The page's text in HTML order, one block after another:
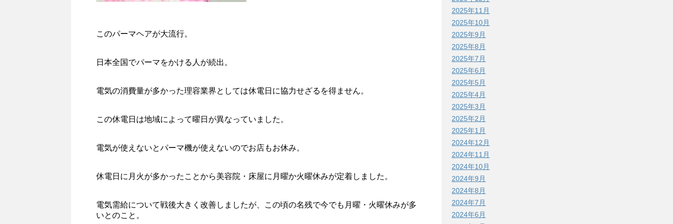
このパーマヘアが大流行。
日本全国でパーマをかける人が続出。
電気の消費量が多かった理容業界としては休電日に協力せざるを得ません。
この休電日は地域によって曜日が異なっていました。
電気が使えないとパーマ機が使えないのでお店もお休み。
休電日に月火が多かったことから美容院・床屋に月曜か火曜休みが定着しました。
電気需給について戦後大きく改善しましたが、この頃の名残で今でも月曜・火曜休みが多
いとのこと。
2025年11月
2025年10月
2025年9月
2025年8月
2025年7月
2025年6月
2025年5月
2025年4月
2025年3月
2025年2月
2025年1月
2024年12月
2024年11月
2024年10月
2024年9月
2024年8月
2024年7月
2024年6月